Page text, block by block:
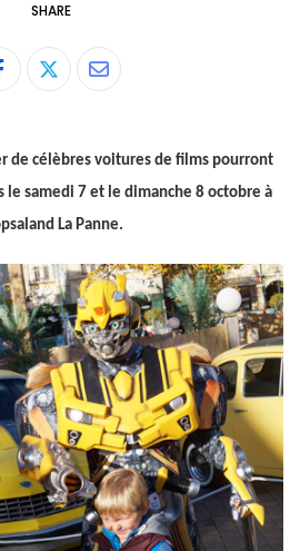
SHARE
Share
de célèbres voitures de films pourront
le samedi 7 et le dimanche 8 octobre à
La Panne.